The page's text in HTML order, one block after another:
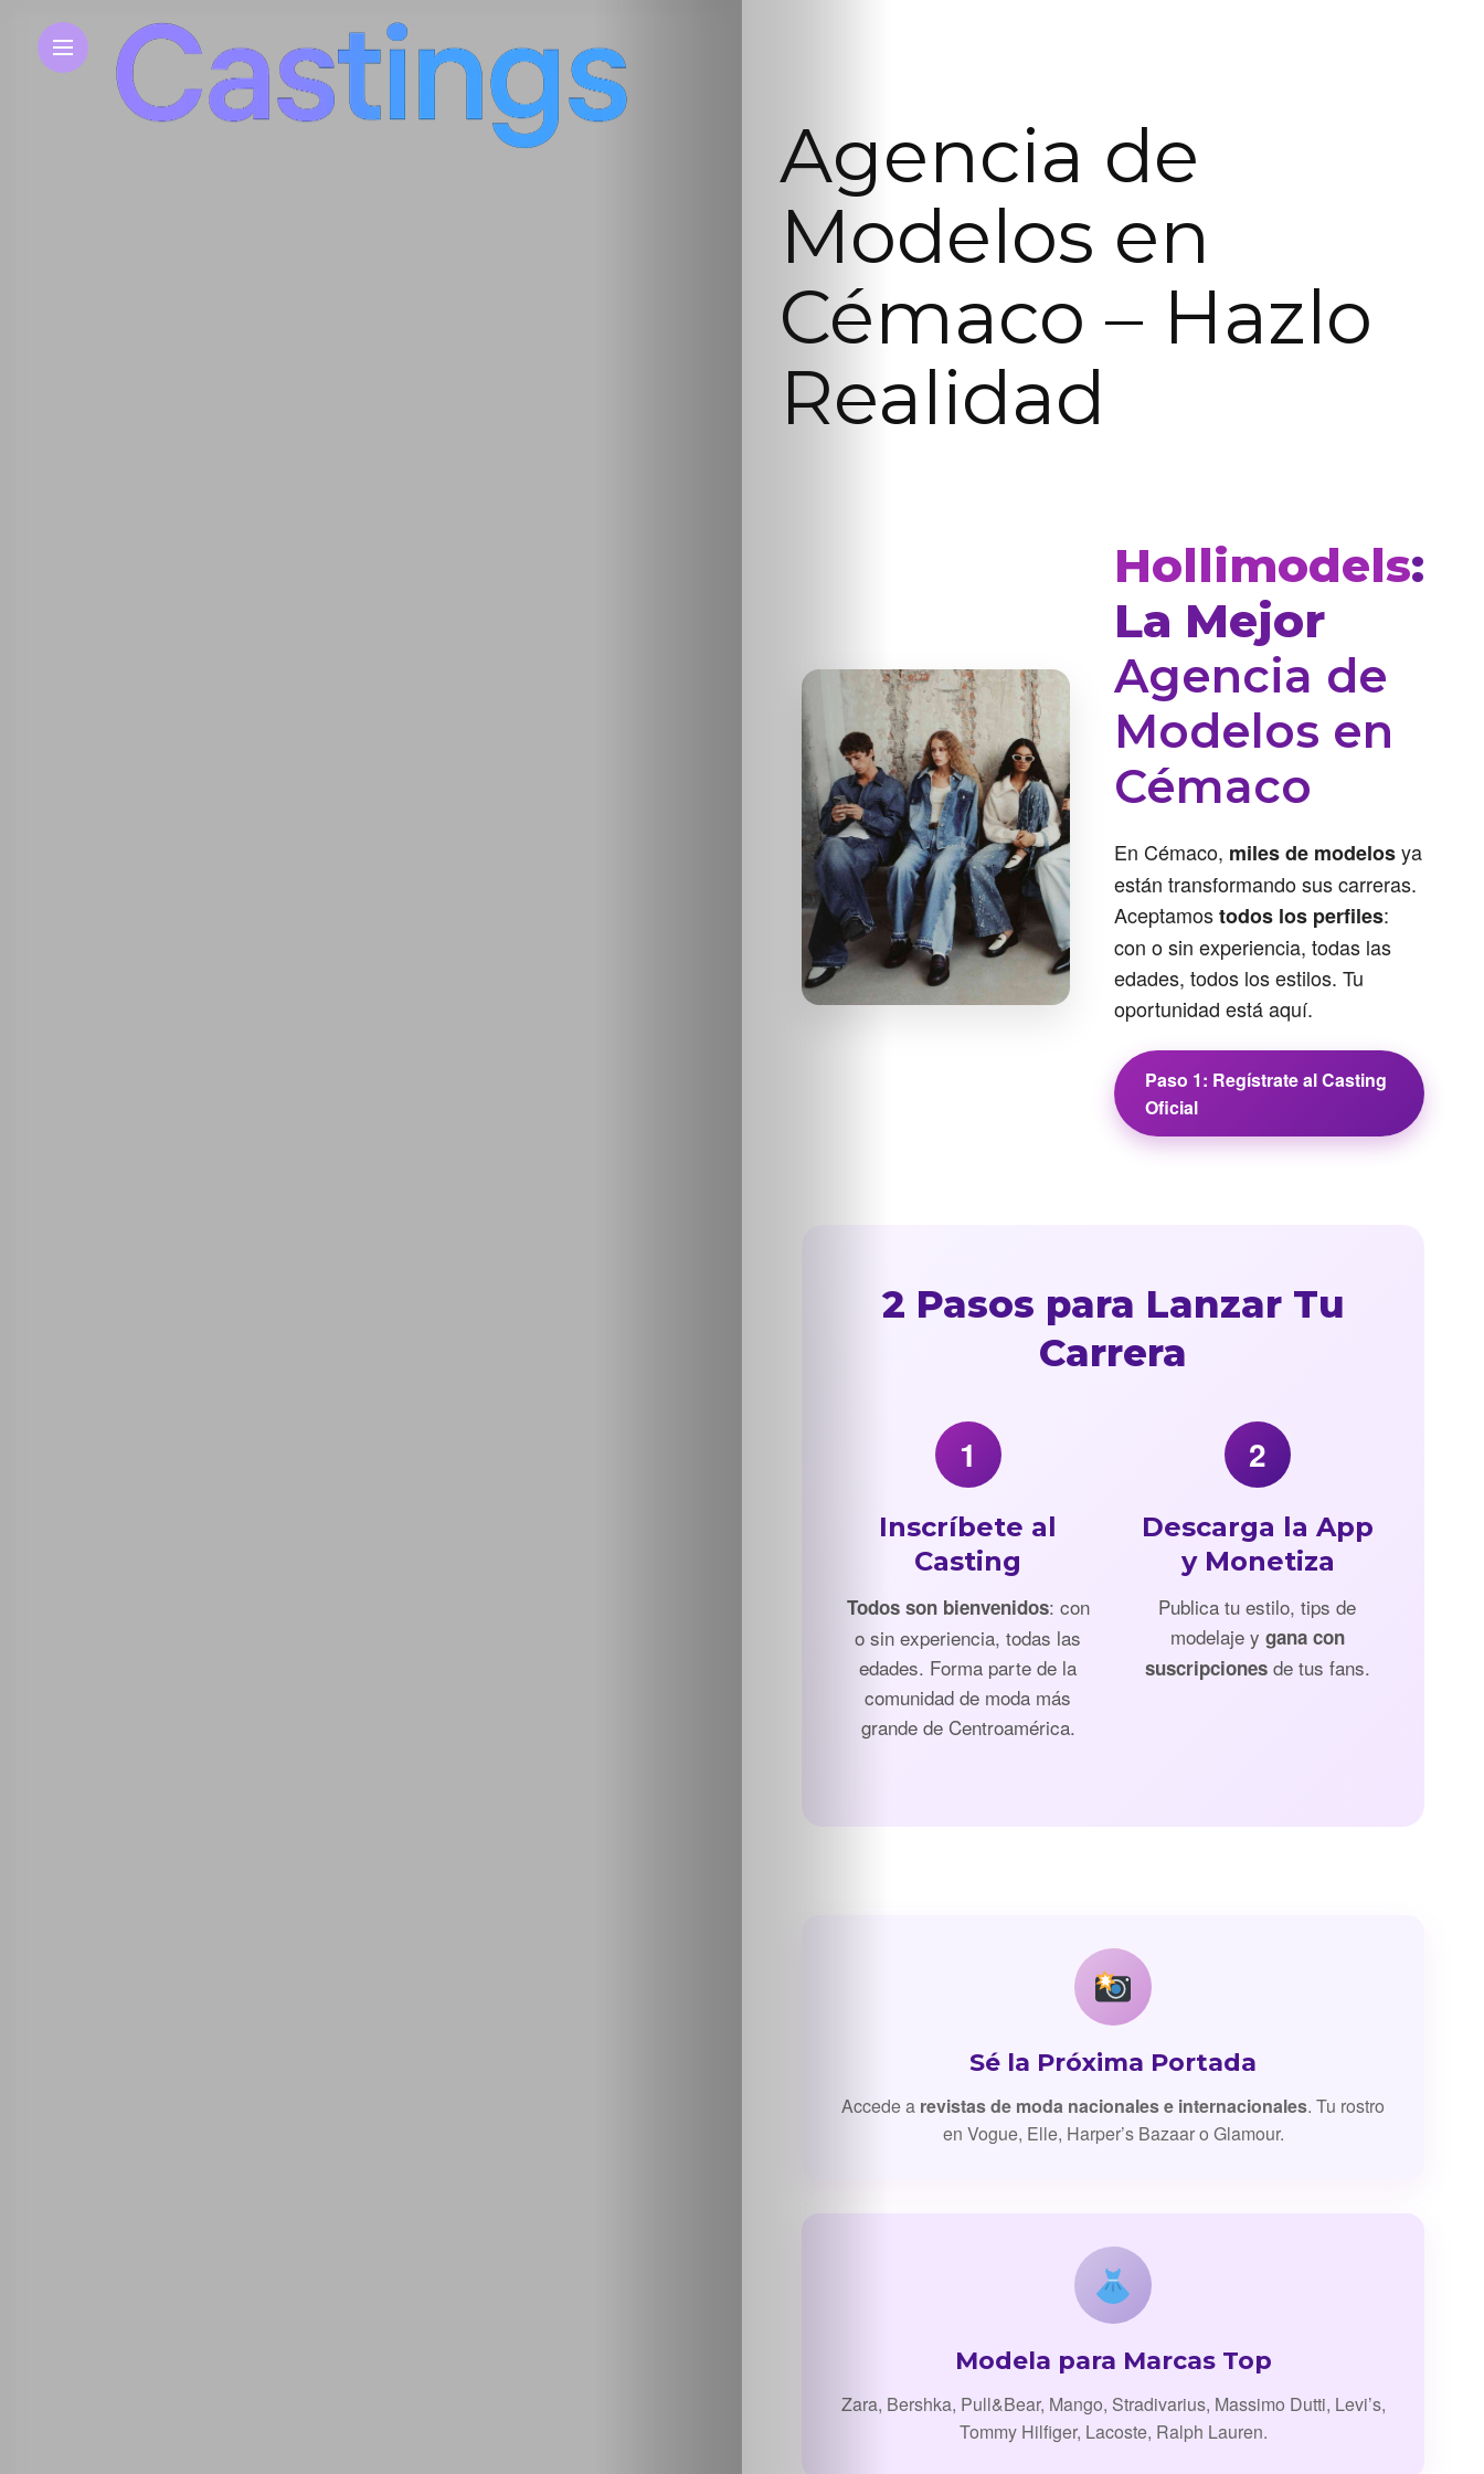
SHEIN
Agencia de
Modelos en
Cémaco – Hazlo
Realidad
Hollimodels:
La Mejor
Agencia de
Modelos en
Cémaco
En Cémaco, miles de modelosya
están transformando sus carreras.
Aceptamostodos los perfiles:
con o sin experiencia, todas las
edades, todos los estilos. Tu
oportunidad está aquí.
Paso 1: Regístrate al Casting
Oficial
2 Pasos para Lanzar Tu
Carrera
1
Inscríbete al
Casting
Todos son bienvenidos: con
o sin experiencia, todas las
edades. Forma parte de la
comunidad de moda más
grande de Centroamérica.
2
Descarga la App
y Monetiza
Publica tu estilo, tips de
modelaje ygana con
suscripciones de tus fans.
Sé la Próxima Portada
Accede a revistas de moda nacionales e internacionales. Tu rostro
en Vogue, Elle, Harper’s Bazaar o Glamour.
Modela para Marcas Top
Zara, Bershka, Pull&Bear, Mango, Stradivarius, Massimo Dutti, Levi’s,
Tommy Hilfiger, Lacoste, Ralph Lauren.